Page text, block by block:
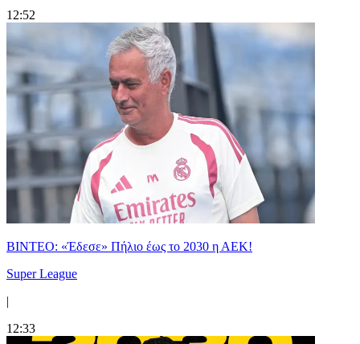
12:52
ΒΙΝΤΕΟ: «Έδεσε» Πήλιο έως το 2030 η ΑΕΚ!
Super League
|
12:33